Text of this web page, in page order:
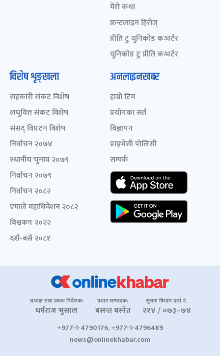
मेरो कथा
फ्रन्टलाइन हिरोज्
प्रीति टु युनिकोड कन्भर्टर
युनिकोड टु प्रीति कन्भर्टर
विशेष शृङ्खला
सहकारी संकट विशेष
लघुवित्त संकट विशेष
संसद् विघटन विशेष
निर्वाचन २०७४
स्थानीय चुनाव २०७९
निर्वाचन २०७९
निर्वाचन २०८२
एमाले महाधिवेशन २०८२
विश्वकप २०२२
दशैं-बसैं २०८१
अनलाइनखबर
हाम्रो टिम
प्रयोगका सर्त
विज्ञापन
प्राइभेसी पोलिसी
सम्पर्क
अध्यक्ष तथा प्रबन्ध निर्देशक:
धर्मराज भुसाल
प्रधान सम्पादक:
बसन्त बस्नेत
सूचना विभाग दर्ता नं.
२१४ / ०७३–७४
+977-1-4790176, +977-1-4796489
news@onlinekhabar.com